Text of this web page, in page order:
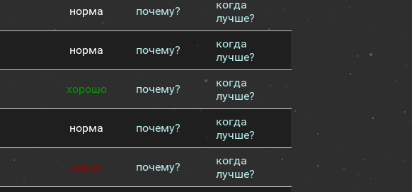
норма почему?
когда
лучше?
норма почему?
когда
лучше?
хорошо почему?
когда
лучше?
норма почему?
когда
лучше?
плохо почему?
когда
лучше?